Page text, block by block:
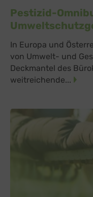
Pestizid-
In Europa und
von Umwelt- und
Deckmantel des
weitreichende...